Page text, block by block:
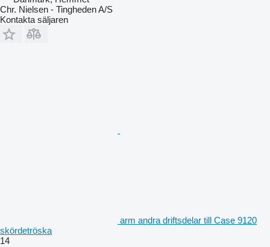
Chr. Nielsen - Tingheden A/S
Kontakta säljaren
arm andra driftsdelar till Case 9120
skördetröska
14